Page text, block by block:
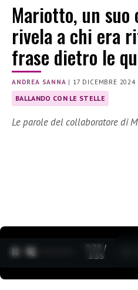
Mariotto, un
rivela a chi era
frase dietro le
ANDREA SANNA | 17 DICEMBRE 2024
BALLANDO CON LE STELLE
Le parole del collaboratore di
0:30 /
3:35